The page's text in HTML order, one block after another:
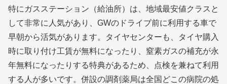
特にガスステーション（給油所）は、地域最安値クラスと
して非常に人気があり、GWのドライブ前に利用する車で
早朝から活気があります。タイヤセンターも、タイヤ購入
時に取り付け工賃が無料になったり、窒素ガスの補充が永
年無料になったりする特典があるため、点検を兼ねて利用
する人が多いです。併設の調剤薬局は全国どこの病院の処